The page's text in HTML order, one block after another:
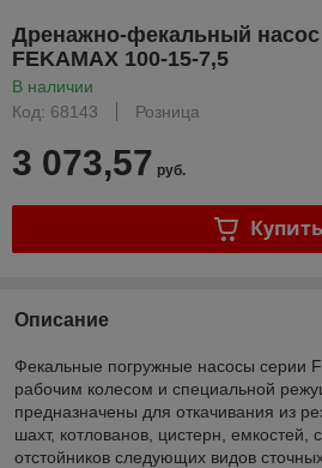
Дренажно-фекальный насос
FEKAMAX 100-15-7,5
В наличии
Код: 68143
Розница
3 073,57 руб.
Купить
Описание
Фекальные погружные насосы серии
рабочим колесом и специальной
предназначены для откачивания из
шахт, котлованов, цистерн, емкостей,
отстойников следующих видов